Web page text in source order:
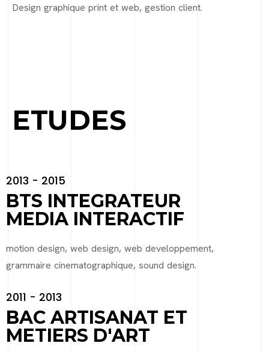
Design graphique print et web, gestion client.
ETUDES
2013 - 2015
BTS INTEGRATEUR
MEDIA INTERACTIF
motion design, web design, web developpement,
grammaire cinematographique, sound design.
2011 - 2013
BAC ARTISANAT ET
METIERS D'ART